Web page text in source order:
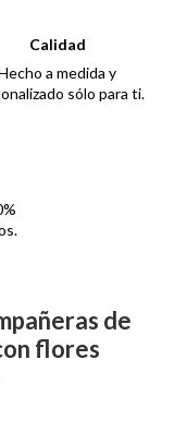
Calidad
a medida y
sólo para ti.
de
flores